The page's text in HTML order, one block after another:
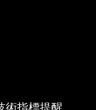
指標提醒，